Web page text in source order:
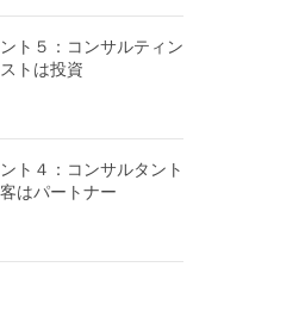
ト５：コンサルティン
トは投資
ト４：コンサルタント
はパートナー